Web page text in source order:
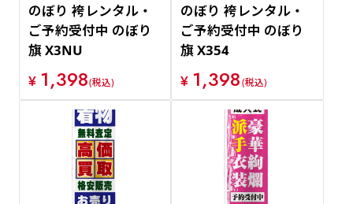
のぼり 袴レンタル・
ご予約受付中 のぼり
旗 X3NU
¥ 1,398(税込)
のぼり 袴レンタル・
ご予約受付中 のぼり
旗 X354
¥ 1,398(税込)